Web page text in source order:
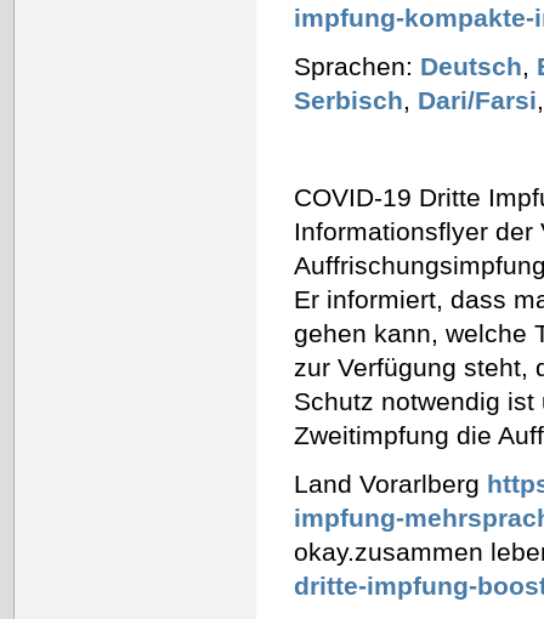
impfung-
Sprachen: Deutsch,
Serbisch, Dari/Farsi
COVID-19 Dritte
Informationsflyer der
Er informiert, dass
gehen kann, welche
zur Verfügung steht,
Schutz notwendig
Zweitimpfung die
Land Vorarlberg
impfung-
okay.zusammen
dritte-impfung-